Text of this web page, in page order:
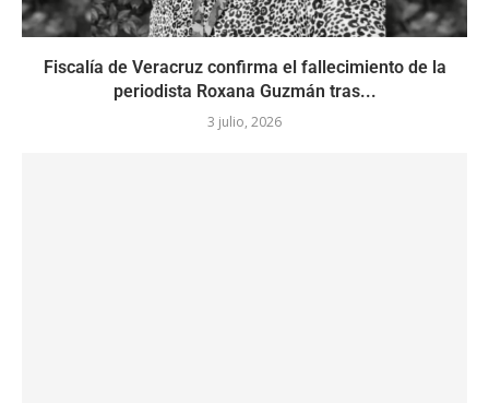
Fiscalía de Veracruz confirma el fallecimiento de la
periodista Roxana Guzmán tras...
3 julio, 2026